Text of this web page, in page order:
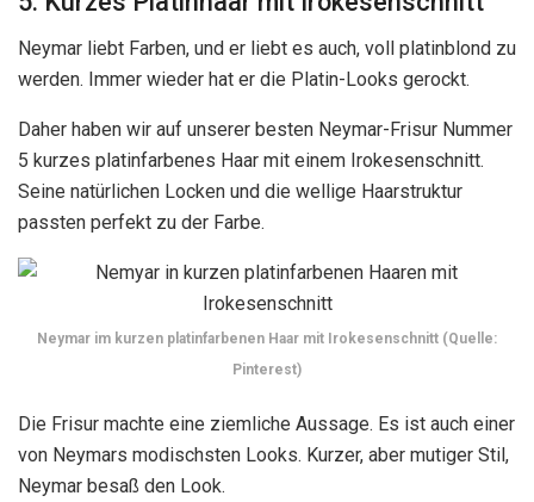
Neymar liebt Farben, und er liebt es auch, voll platinblond zu
werden. Immer wieder hat er die Platin-Looks gerockt.
Daher haben wir auf unserer besten Neymar-Frisur Nummer
5 kurzes platinfarbenes Haar mit einem Irokesenschnitt.
Seine natürlichen Locken und die wellige Haarstruktur
passten perfekt zu der Farbe.
Neymar im kurzen platinfarbenen Haar mit Irokesenschnitt (Quelle:
Pinterest)
Die Frisur machte eine ziemliche Aussage. Es ist auch einer
von Neymars modischsten Looks. Kurzer, aber mutiger Stil,
Neymar besaß den Look.